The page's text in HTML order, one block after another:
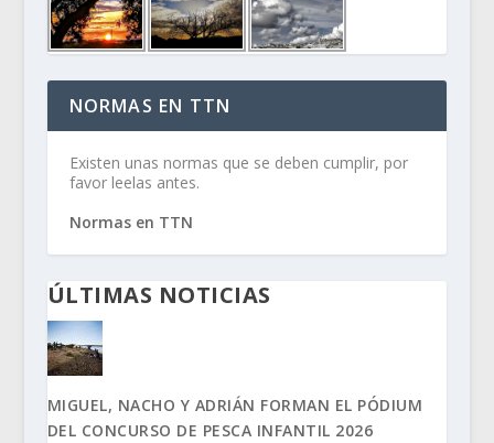
NORMAS EN TTN
Existen unas normas que se deben cumplir, por
favor leelas antes.
Normas en TTN
ÚLTIMAS NOTICIAS
MIGUEL, NACHO Y ADRIÁN FORMAN EL PÓDIUM
DEL CONCURSO DE PESCA INFANTIL 2026